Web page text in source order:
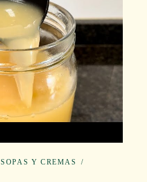
SOPAS Y CREMAS